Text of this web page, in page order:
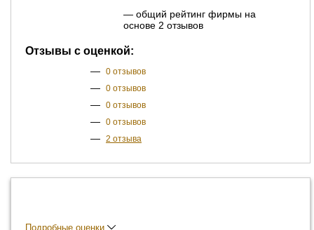
— общий рейтинг фирмы на
основе 2 отзывов
Отзывы с оценкой:
— 0 отзывов
— 0 отзывов
— 0 отзывов
— 0 отзывов
— 2 отзыва
Подробные оценки